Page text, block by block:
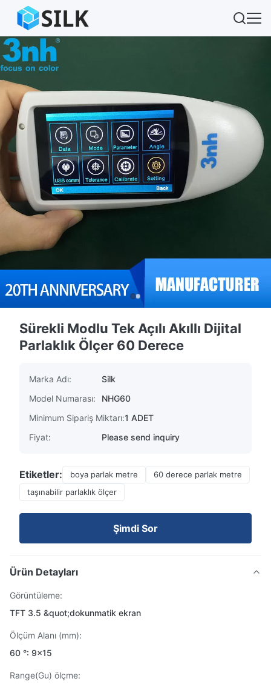
Sürekli Modlu Tek Açılı Akıllı Dijital
Parlaklık Ölçer 60 Derece
Marka Adı:
Silk
Model Numarası:
NHG60
Minimum Sipariş Miktarı:1 ADET
Fiyat:
Please send inquiry
Etiketler: boya parlak metre
60 derece parlak metre
taşınabilir parlaklık ölçer
Şimdi Sor
Ürün Detayları
Görüntüleme:
TFT 3.5 &quot;dokunmatik ekran
Ölçüm Alanı (mm):
60 °: 9x15
Range(Gu) ölçme: